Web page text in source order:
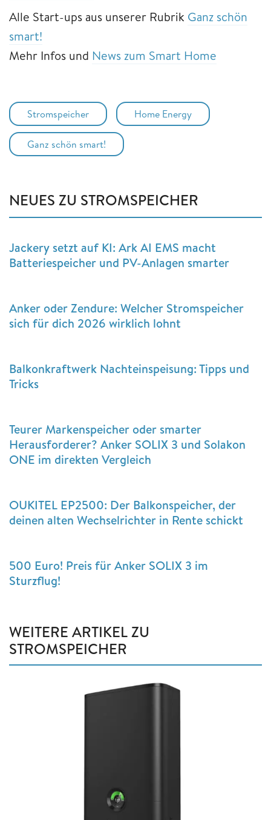
Alle Start-ups aus unserer Rubrik Ganz schön
smart!
Mehr Infos und News zum Smart Home
Stromspeicher Home Energy
Ganz schön smart!
NEUES ZU STROMSPEICHER
Jackery setzt auf KI: Ark AI EMS macht
Batteriespeicher und PV-Anlagen smarter
Anker oder Zendure: Welcher Stromspeicher
sich für dich 2026 wirklich lohnt
Balkonkraftwerk Nachteinspeisung: Tipps und
Tricks
Teurer Markenspeicher oder smarter
Herausforderer? Anker SOLIX 3 und Solakon
ONE im direkten Vergleich
OUKITEL EP2500: Der Balkonspeicher, der
deinen alten Wechselrichter in Rente schickt
500 Euro! Preis für Anker SOLIX 3 im
Sturzflug!
WEITERE ARTIKEL ZU
STROMSPEICHER